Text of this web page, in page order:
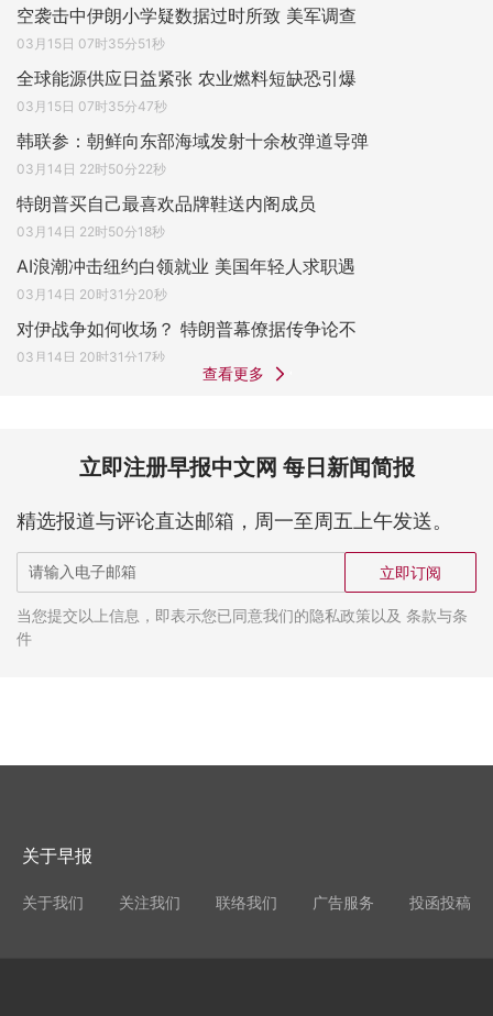
空袭击中伊朗小学疑数据过时所致 美军调查
03月15日 07时35分51秒
全球能源供应日益紧张 农业燃料短缺恐引爆
03月15日 07时35分47秒
韩联参：朝鲜向东部海域发射十余枚弹道导弹
03月14日 22时50分22秒
特朗普买自己最喜欢品牌鞋送内阁成员
03月14日 22时50分18秒
AI浪潮冲击纽约白领就业 美国年轻人求职遇
03月14日 20时31分20秒
对伊战争如何收场？ 特朗普幕僚据传争论不
03月14日 20时31分17秒
查看更多
立即注册早报中文网 每日新闻简报
精选报道与评论直达邮箱，周一至周五上午发送。
立即订阅
当您提交以上信息，即表示您已同意我们的隐私政策以及 条款与条
件
关于早报
关于我们 关注我们 联络我们 广告服务 投函投稿